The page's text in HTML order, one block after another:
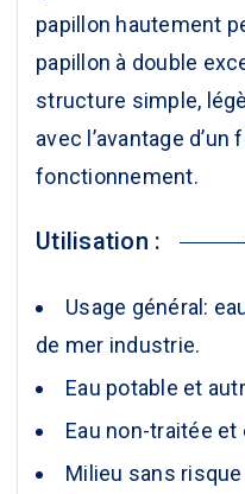
papillon hautement
papillon à double
structure simple,
avec l’avantage
fonctionnement.
Utilisation :
Usage général:
de mer industrie.
Eau potable et
Eau non-traitée
Milieu sans